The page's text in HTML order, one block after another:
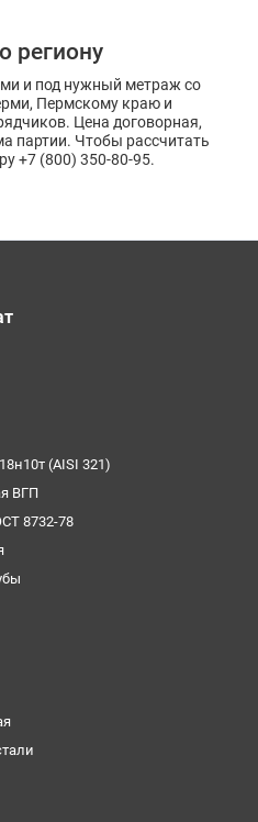
региону
и под нужный метраж со
Пермскому краю и
Цена договорная,
партии. Чтобы рассчитать
+7 (800) 350-80-95.
(AISI 321)
ВГП
8732-78